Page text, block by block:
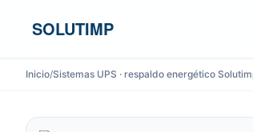
SOLUTIMP
Inicio/Sistemas UPS · respaldo energético